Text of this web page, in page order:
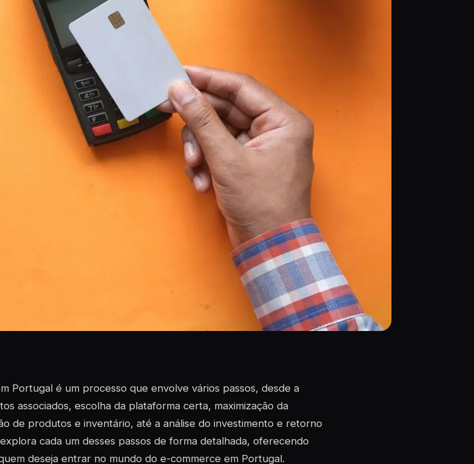
Portugal é um processo que envolve vários passos, desde a
associados, escolha da plataforma certa, maximização da
de produtos e inventário, até a análise do investimento e retorno
cada um desses passos de forma detalhada, oferecendo
deseja entrar no mundo do e-commerce em Portugal.